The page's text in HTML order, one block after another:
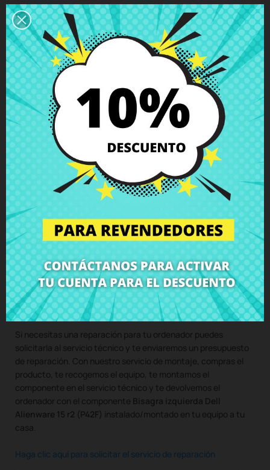
Descripción
Detalles del producto
Grados
Bisagra izquierda Dell Alienware 15 r2
(P42F)
con tornillos incluidos
CompraBisagra izquierda Dell Alienware 15 r2 (P42F)al
mejor precio en CRParts - PRODUCTO USADO ORIGINAL -
disponible también con nuestro servicio de montaje.
Si necesitas una reparación para tu ordenador puedes
solicitarla al servicio técnico y te enviaremos un presupuesto
de reparación. Con nuestro servicio de montaje, compras el
producto, te recogemos el equipo, te montamos el
componente en el servicio técnico y te devolvemos el
ordenador con el componente Bisagra izquierda Dell
Alienware 15 r2 (P42F) instalado/montado en tu equipo a tu
casa.
Haga clic aquí para solicitar el servicio de reparación